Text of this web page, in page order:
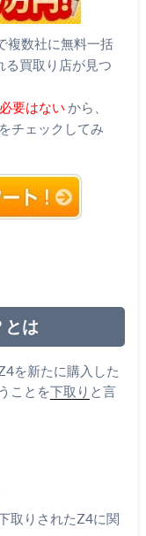
複数社に無料一括
る買取り店が見つ
要はない から、
チェックしてみ
とは
を新たに購入した
ことを下取り と言
取りされたZ4に関